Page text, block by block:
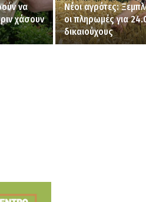
να
χάσουν
Νέοι αγρότες:
οι πληρωμές για
δικαιούχους